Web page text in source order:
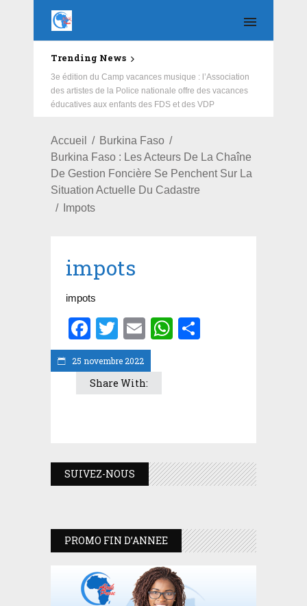
Trending News
Education : la fédération de la Russie rénove les
écoles primaire et collège du Camp Général
Aboubacar Sangoulé Lamizana
Accueil
Burkina Faso
Burkina Faso : Les Acteurs De La Chaîne
De Gestion Foncière Se Penchent Sur La
Situation Actuelle Du Cadastre
Impots
25 novembre 2022
impots
impots
Facebook
Twitter
EmailWhatsApp
Share With:
SUIVEZ-NOUS
PROMO FIN D’ANNEE